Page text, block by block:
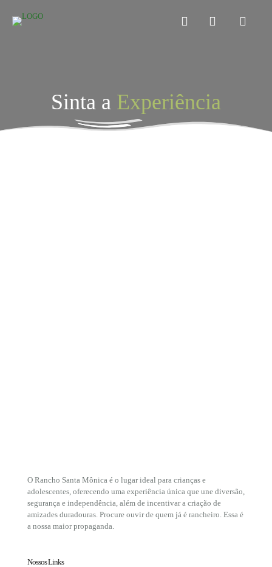
Sinta a Experiência
O Rancho Santa Mônica é o lugar ideal para crianças e
adolescentes, oferecendo uma experiência única que une diversão,
segurança e independência, além de incentivar a criação de
amizades duradouras. Procure ouvir de quem já é rancheiro. Essa é
a nossa maior propaganda.
Nossos Links